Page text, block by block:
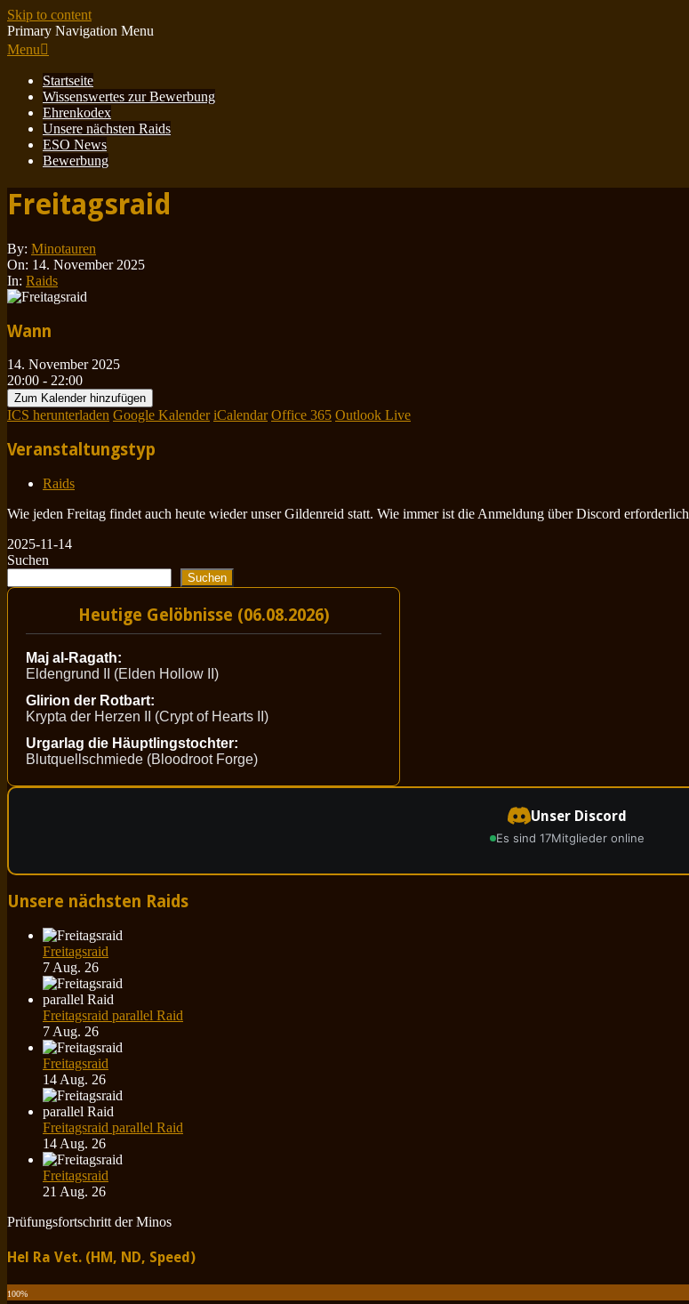
Skip to content
Primary Navigation Menu
Menu
Startseite
Wissenswertes zur Bewerbung
Ehrenkodex
Unsere nächsten Raids
ESO News
Bewerbung
Freitagsraid
By: Minotauren
On: 14. November 2025
In: Raids
Wann
14. November 2025
20:00 - 22:00
Zum Kalender hinzufügen
ICS herunterladen Google Kalender iCalendar Office 365 Outlook Live
Veranstaltungstyp
Raids
Wie jeden Freitag findet auch heute wieder unser Gildenreid statt. Wie immer ist die Anmeldung über Discord erforderlich
2025-11-14
Suchen
Suchen
Heutige Gelöbnisse (06.08.2026)
Maj al-Ragath:
Eldengrund II (Elden Hollow II)
Glirion der Rotbart:
Krypta der Herzen II (Crypt of Hearts II)
Urgarlag die Häuptlingstochter:
Blutquellschmiede (Bloodroot Forge)
Unser Discord
Es sind 17Mitglieder online
Unsere nächsten Raids
Freitagsraid
7 Aug. 26
Freitagsraid parallel Raid
7 Aug. 26
Freitagsraid
14 Aug. 26
Freitagsraid parallel Raid
14 Aug. 26
Freitagsraid
21 Aug. 26
Prüfungsfortschritt der Minos
Hel Ra Vet. (HM, ND, Speed)
100%